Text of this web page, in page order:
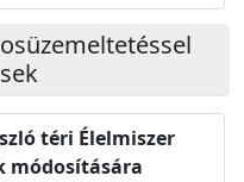
téri Élelmiszer
módosítására